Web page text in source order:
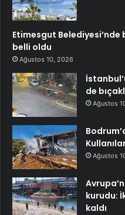
Etimesgut
belli oldu
Ağustos 10, 2026
de
Ağustos
Ağustos
kurudu:
kaldı